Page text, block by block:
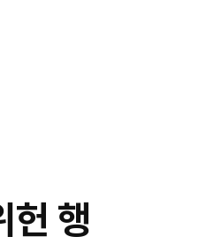
헌 행